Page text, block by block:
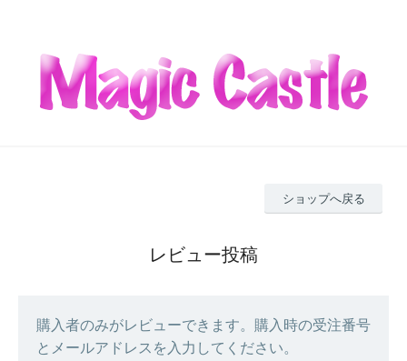
ショップへ戻る
レビュー投稿
購入者のみがレビューできます。購入時の受注番号
とメールアドレスを入力してください。